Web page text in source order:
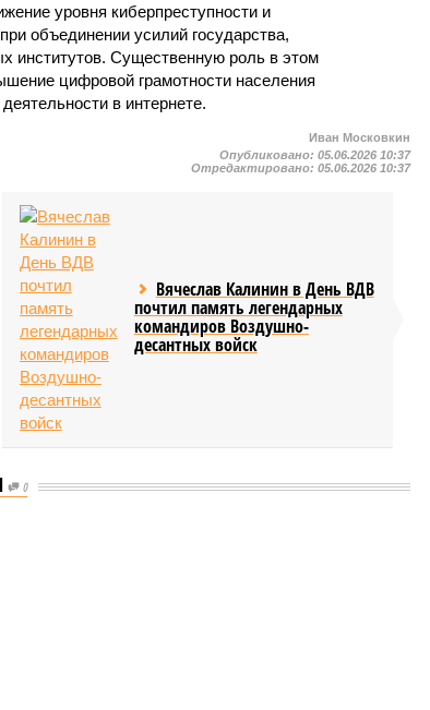
уровня киберпреступности и
объединении усилий государства,
институтов. Существенную роль в этом
цифровой грамотности населения
в интернете.
Иван Московкин
Опубликовано:05.06.2026 10:37
Отредактировано:05.06.2026 10:37
Вячеслав Калинин в День ВДВ
почтил память легендарных
командиров Воздушно-
десантных войск
0